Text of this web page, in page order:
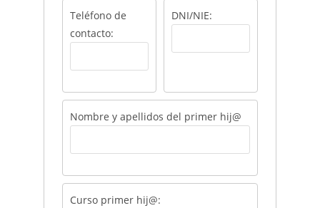
Teléfono de
contacto:
DNI/NIE:
Nombre y apellidos del primer hij@
Curso primer hij@: